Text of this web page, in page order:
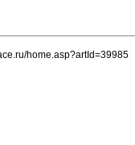
home.asp?artId=39985